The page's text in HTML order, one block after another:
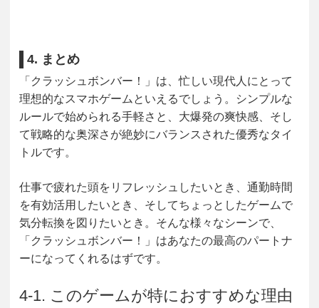
4. まとめ
「クラッシュボンバー！」は、忙しい現代人にとって
理想的なスマホゲームといえるでしょう。シンプルな
ルールで始められる手軽さと、大爆発の爽快感、そし
て戦略的な奥深さが絶妙にバランスされた優秀なタイ
トルです。
仕事で疲れた頭をリフレッシュしたいとき、通勤時間
を有効活用したいとき、そしてちょっとしたゲームで
気分転換を図りたいとき。そんな様々なシーンで、
「クラッシュボンバー！」はあなたの最高のパートナ
ーになってくれるはずです。
4-1. このゲームが特におすすめな理由